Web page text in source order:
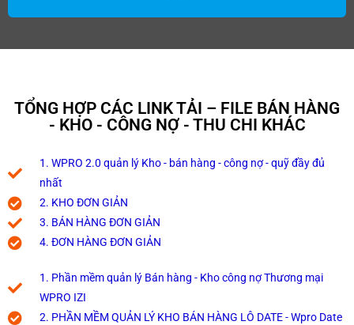
TỔNG HỢP CÁC LINK TẢI – FILE BÁN HÀNG
- KHO - CÔNG NỢ - THU CHI KHÁC
1. WPRO 2.0 quản lý Kho - bán hàng - công nợ - quỹ đầy đủ
nhất
2. KHO ĐƠN GIẢN
3. BÁN HÀNG ĐƠN GIẢN
4. ĐƠN HÀNG ĐƠN GIẢN
1. Phần mềm quản lý Bán hàng - Kho công nợ Thương mại
WPRO IZI
2. PHẦN MỀM QUẢN LÝ KHO BÁN HÀNG LÔ DATE - Wpro Date